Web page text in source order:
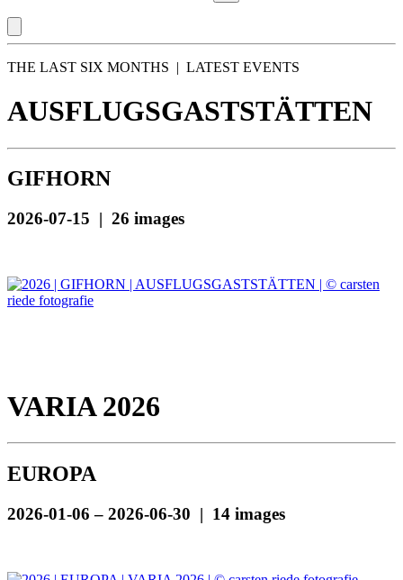
THE LAST SIX MONTHS | LATEST EVENTS
AUSFLUGSGASTSTÄTTEN
GIFHORN
2026-07-15 | 26 images
VARIA 2026
EUROPA
2026-01-06 – 2026-06-30 | 14 images